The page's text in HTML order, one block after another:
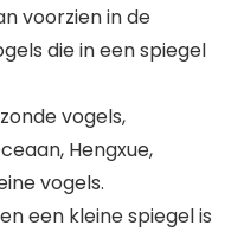
voorzien in de
die in een spiegel
vogels,
Hengxue,
vogels.
een kleine spiegel is